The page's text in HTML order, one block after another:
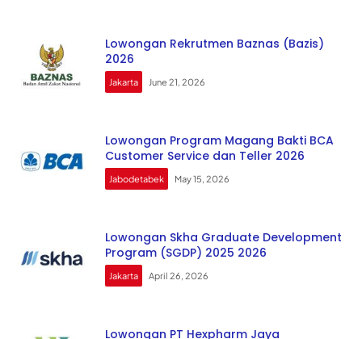
Lowongan Rekrutmen Baznas (Bazis)
2026
Jakarta June 21, 2026
Lowongan Program Magang Bakti BCA
Customer Service dan Teller 2026
Jabodetabek May 15, 2026
Lowongan Skha Graduate Development
Program (SGDP) 2025 2026
Jakarta April 26, 2026
Lowongan PT Hexpharm Jaya